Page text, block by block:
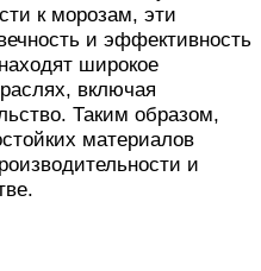
к морозам, эти
и эффективность
широкое
включая
Таким образом,
материалов
и